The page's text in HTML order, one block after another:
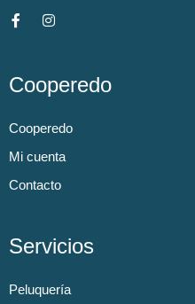
Cooperedo
Cooperedo
Mi cuenta
Contacto
Servicios
Peluquería